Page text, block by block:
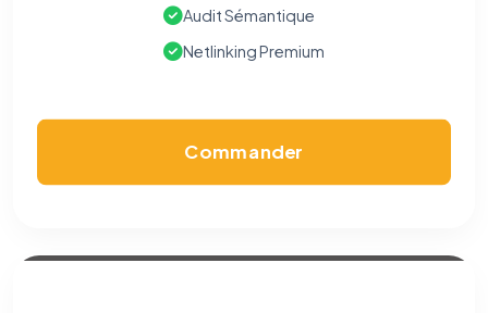
Audit Sémantique
Netlinking Premium
Commander